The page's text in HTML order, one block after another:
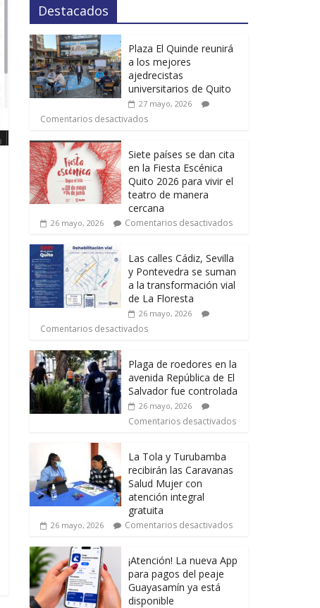
Destacados
Plaza El Quinde reunirá
a los mejores
ajedrecistas
universitarios de Quito
27 mayo, 2026
Comentarios desactivados
Siete países se dan cita
en la Fiesta Escénica
Quito 2026 para vivir el
teatro de manera
cercana
26 mayo, 2026 Comentarios desactivados
Las calles Cádiz, Sevilla
y Pontevedra se suman
a la transformación vial
de La Floresta
26 mayo, 2026
Comentarios desactivados
Plaga de roedores en la
avenida República de El
Salvador fue controlada
26 mayo, 2026
Comentarios desactivados
La Tola y Turubamba
recibirán las Caravanas
Salud Mujer con
atención integral
gratuita
26 mayo, 2026 Comentarios desactivados
¡Atención! La nueva App
para pagos del peaje
Guayasamín ya está
disponible